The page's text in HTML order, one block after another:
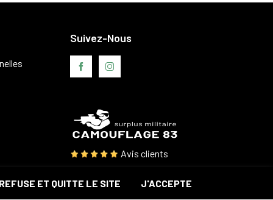
ET QUITTE LE SITE J'ACCEPTE
Suivez-Nous
Avis clients